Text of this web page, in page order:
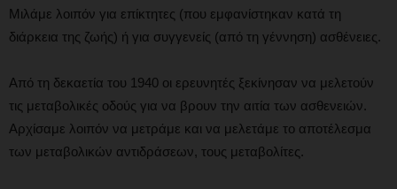
Μιλάμε λοιπόν για επίκτητες (που εμφανίστηκαν κατά τη
διάρκεια της ζωής) ή για συγγενείς (από τη γέννηση) ασθένειες.
Από τη δεκαετία του 1940 οι ερευνητές ξεκίνησαν να μελετούν
τις μεταβολικές οδούς για να βρουν την αιτία των ασθενειών.
Αρχίσαμε λοιπόν να μετράμε και να μελετάμε το αποτέλεσμα
των μεταβολικών αντιδράσεων, τους μεταβολίτες.